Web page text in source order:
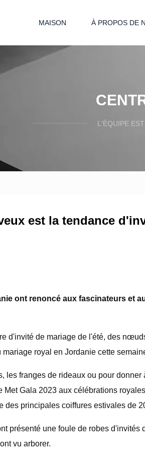
MAISON À PROPOS DE
L'ÉQUIPE
est la tendance
ont renoncé aux fascinateurs et
d'invité de mariage de l'été, des
royal en Jordanie cette
les franges de rideaux ou pour
Met Gala 2023 aux célébrations
des principales coiffures estivales de
présenté une foule de robes
vu arborer.